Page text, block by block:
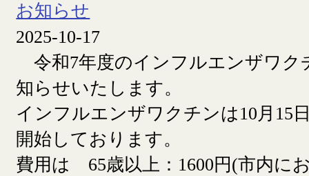
お知らせ
2025-10-17
令和7年度のインフルエンザワク
知らせいたします。
インフルエンザワクチンは10月15
開始しております。
費用は 65歳以上：1600円(市内に